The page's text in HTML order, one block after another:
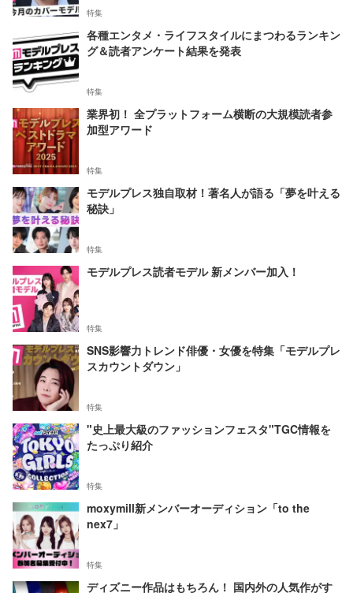
特集
各種エンタメ・ライフスタイルにまつわるランキン
グ＆読者アンケート結果を発表
特集
業界初！ 全プラットフォーム横断の大規模読者参
加型アワード
特集
モデルプレス独自取材！著名人が語る「夢を叶える
秘訣」
特集
モデルプレス読者モデル 新メンバー加入！
特集
SNS影響力トレンド俳優・女優を特集「モデルプレ
スカウントダウン」
特集
"史上最大級のファッションフェスタ"TGC情報を
たっぷり紹介
特集
moxymill新メンバーオーディション「to the
nex7」
特集
ディズニー作品はもちろん！ 国内外の人気作がす